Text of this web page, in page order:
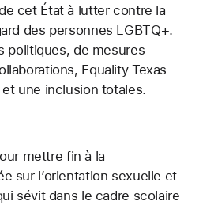
cet État à lutter contre la
des personnes LGBTQ+.
politiques, de mesures
Equality Texas
une inclusion totales.
mettre fin à la
sur l’orientation sexuelle et
sévit dans le cadre scolaire